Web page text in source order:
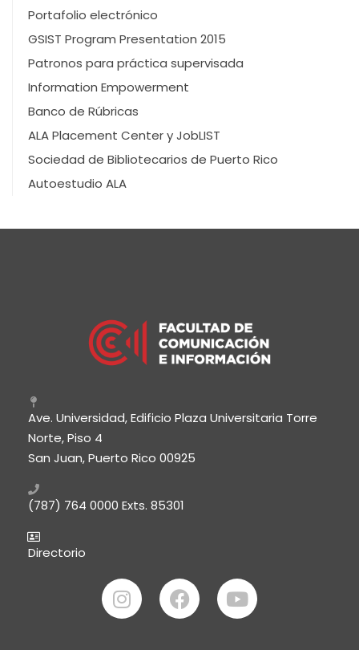
Portafolio electrónico
GSIST Program Presentation 2015
Patronos para práctica supervisada
Information Empowerment
Banco de Rúbricas
ALA Placement Center y JobLIST
Sociedad de Bibliotecarios de Puerto Rico
Autoestudio ALA
Ave. Universidad, Edificio Plaza Universitaria Torre
Norte, Piso 4
San Juan, Puerto Rico 00925
(787) 764 0000 Exts. 85301
Directorio